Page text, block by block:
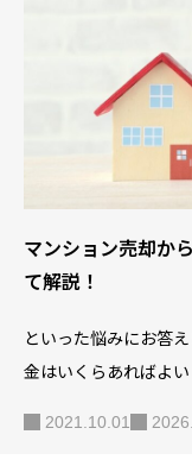
サブリース契約した
います。 では、この
を売却しようとした
却は可能なので…
マンション売却か
て解説！
といった悩みにお答
金はいくらあればよ
2021.10.01